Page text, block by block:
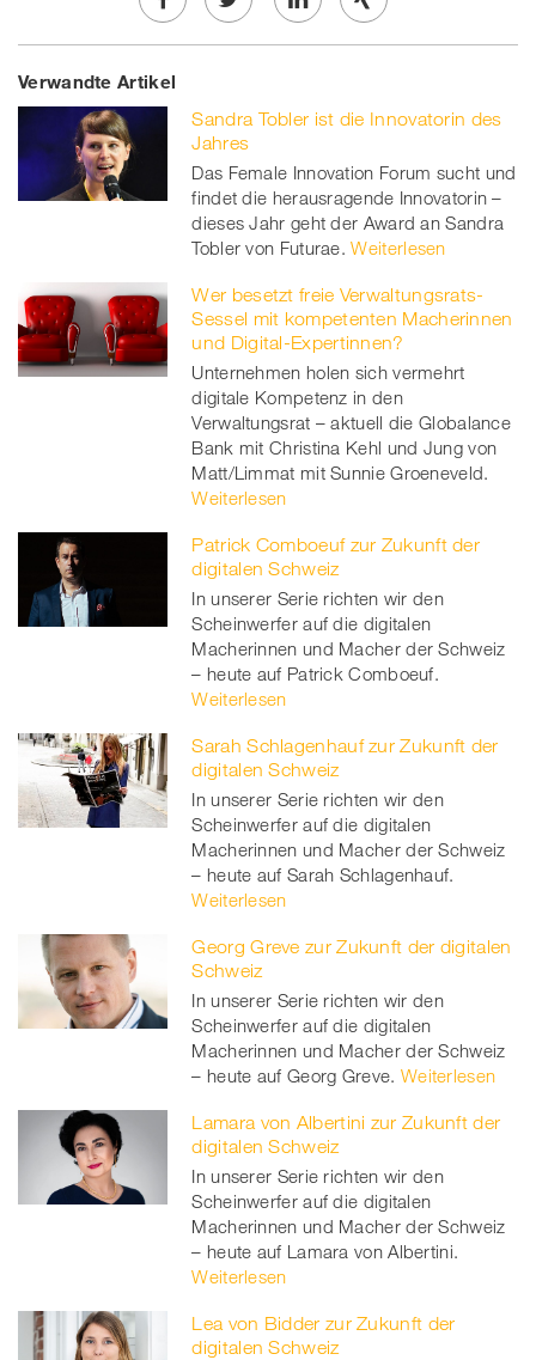
Share
on
Facebook
Twe
on
twitt
er
Share
linkedin
Share
Xing
Verwandte Artikel
Sandra Tobler ist die Innovatorin des
Jahres
Das Female Innovation Forum sucht und
findet die herausragende Innovatorin –
dieses Jahr geht der Award an Sandra
Tobler von Futurae. Weiterlesen
Wer besetzt freie Verwaltungsrats-
Sessel mit kompetenten Macherinnen
und Digital-Expertinnen?
Unternehmen holen sich vermehrt
digitale Kompetenz in den
Verwaltungsrat – aktuell die Globalance
Bank mit Christina Kehl und Jung von
Matt/Limmat mit Sunnie Groeneveld.
Weiterlesen
Patrick Comboeuf zur Zukunft der
digitalen Schweiz
In unserer Serie richten wir den
Scheinwerfer auf die digitalen
Macherinnen und Macher der Schweiz
– heute auf Patrick Comboeuf.
Weiterlesen
Sarah Schlagenhauf zur Zukunft der
digitalen Schweiz
In unserer Serie richten wir den
Scheinwerfer auf die digitalen
Macherinnen und Macher der Schweiz
– heute auf Sarah Schlagenhauf.
Weiterlesen
Georg Greve zur Zukunft der digitalen
Schweiz
In unserer Serie richten wir den
Scheinwerfer auf die digitalen
Macherinnen und Macher der Schweiz
– heute auf Georg Greve. Weiterlesen
Lamara von Albertini zur Zukunft der
digitalen Schweiz
In unserer Serie richten wir den
Scheinwerfer auf die digitalen
Macherinnen und Macher der Schweiz
– heute auf Lamara von Albertini.
Weiterlesen
Lea von Bidder zur Zukunft der
digitalen Schweiz